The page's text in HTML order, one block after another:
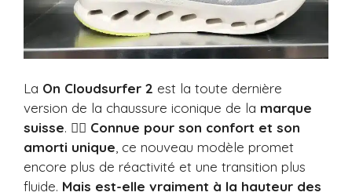
La On Cloudsurfer 2 est la toute dernière
version de la chaussure iconique de la marque
suisse. 🏃‍♂️ Connue pour son confort et son
amorti unique, ce nouveau modèle promet
encore plus de réactivité et une transition plus
fluide. Mais est-elle vraiment à la hauteur des